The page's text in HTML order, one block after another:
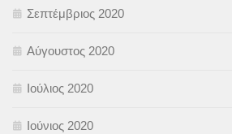
Σεπτέμβριος 2020
Αύγουστος 2020
Ιούλιος 2020
Ιούνιος 2020